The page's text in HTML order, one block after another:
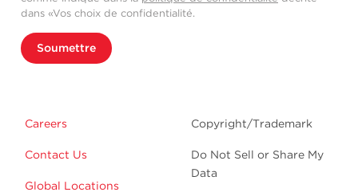
dans «Vos choix de confidentialité.
Soumettre
Careers
Contact Us
Global Locations
Copyright/Trademark
Do Not Sell or Share My
Data